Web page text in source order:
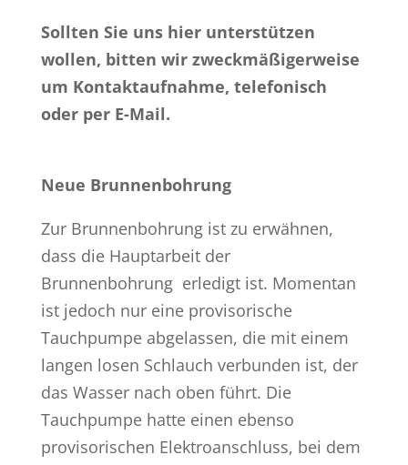
Sollten Sie uns hier unterstützen
wollen, bitten wir zweckmäßigerweise
um Kontaktaufnahme, telefonisch
oder per E-Mail.
Neue Brunnenbohrung
Zur Brunnenbohrung ist zu erwähnen,
dass die Hauptarbeit der
Brunnenbohrung erledigt ist. Momentan
ist jedoch nur eine provisorische
Tauchpumpe abgelassen, die mit einem
langen losen Schlauch verbunden ist, der
das Wasser nach oben führt. Die
Tauchpumpe hatte einen ebenso
provisorischen Elektroanschluss, bei dem